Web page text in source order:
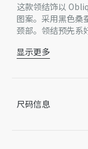
这款领结饰以
图案。采用黑色桑
颈部。领结预先系
同色调 Oblique
100% 桑蚕丝
意大利制造
显示更多
尺码信息